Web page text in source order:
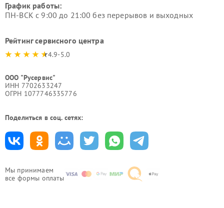
Мы принимаем
все формы оплаты
График работы:
ПН-ВСК с 9:00 до 21:00 без перерывов и выходных
Рейтинг сервисного центра
4.9-5.0
ООО "Русервис"
ИНН 7702633247
ОГРН 1077746335776
Поделиться в соц. сетях: